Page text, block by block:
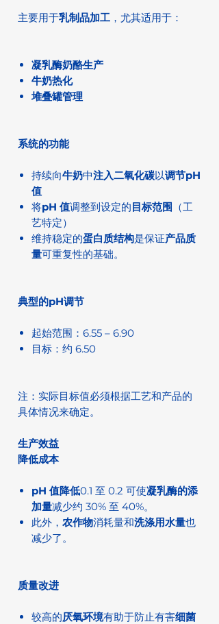
主要用于乳制品加工 ，尤其适用于：
凝乳酶奶酪生产
牛奶热化
堆叠罐管理
系统的功能
持续向牛奶中注入二氧化碳以调节pH
值
将pH 值调整到设定的目标范围 （工
艺特定）
维持稳定的蛋白质结构是保证产品质
量可重复性的基础。
典型的pH调节
起始范围：6.55 – 6.90
目标：约 6.50
注：实际目标值必须根据工艺和产品的
具体情况来确定。
生产效益
降低成本
pH 值降低0.1 至 0.2 可使凝乳酶的添
加量减少约 30% 至 40%。
此外， 农作物消耗量和洗涤用水量也
减少了。
质量改进
较高的厌氧环境有助于防止有害细菌